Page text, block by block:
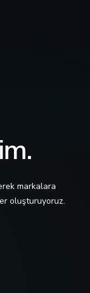
markalara
oluşturuyoruz.